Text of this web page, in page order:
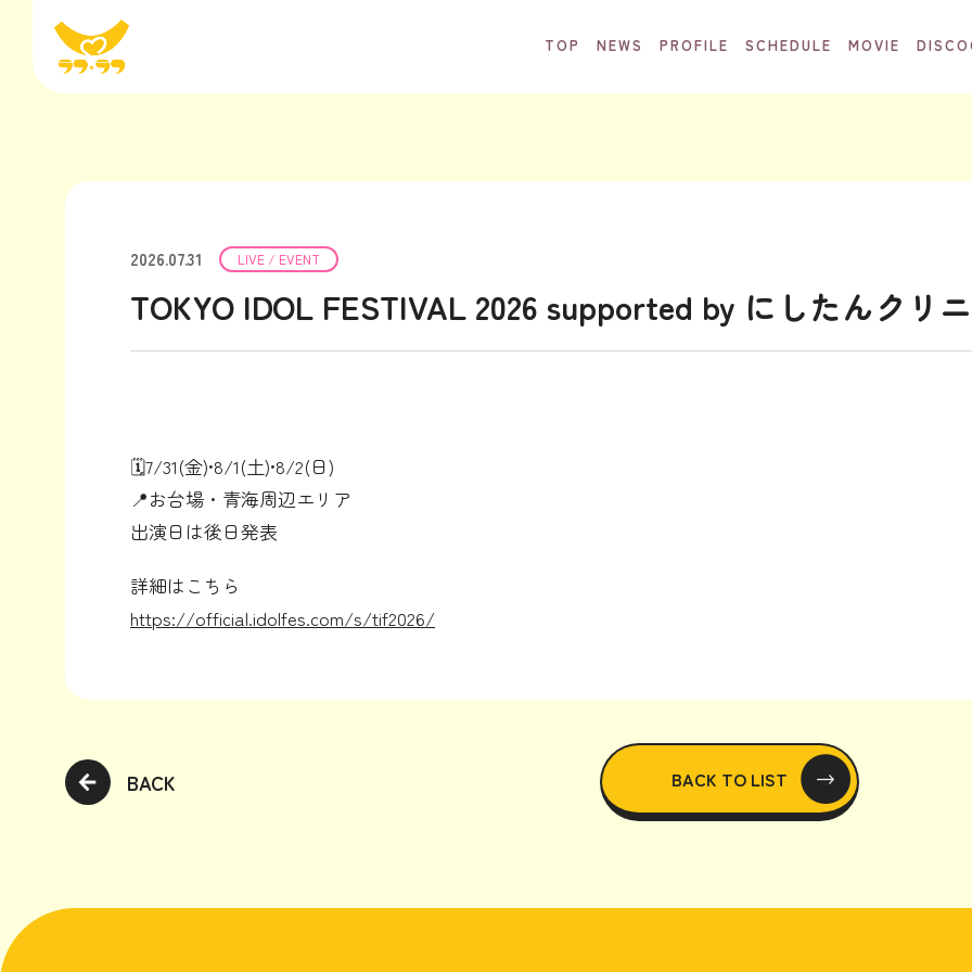
TOP NEWS PROFILE SCHEDULE MOVIE
2026.07.31 LIVE / EVENT
TOKYO IDOL FESTIVAL 2026 supported by にしたんクリ
🗓️7/31(金)•8/1(土)•8/2(日)
📍お台場・青海周辺エリア
出演日は後日発表
詳細はこちら
https://official.idolfes.com/s/tif2026/
BACK BACK TO LIST